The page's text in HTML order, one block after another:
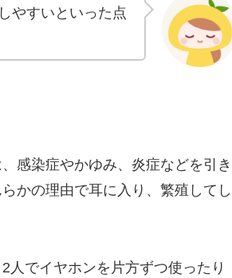
やすいといった点
感染症やかゆみ、炎症などを引き
かの理由で耳に入り、繁殖してし
人でイヤホンを片方ずつ使ったり